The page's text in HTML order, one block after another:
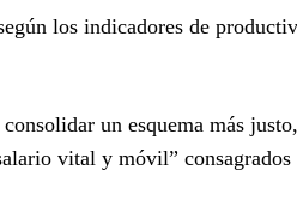
los indicadores de
un esquema más
vital y móvil”